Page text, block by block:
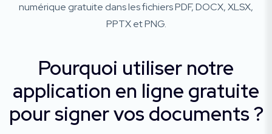
numérique gratuite dans les fichiers PDF, DOCX, XLSX,
PPTX et PNG.
Pourquoi utiliser notre
application en ligne gratuite
pour signer vos documents ?